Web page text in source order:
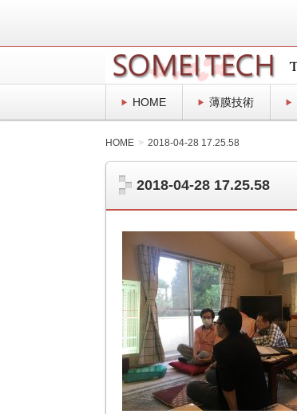
SOMEITEC
表面プロセスの技術士事務所
HOME 薄膜技術
HOME 2018-04-28 17.25.58
2018-04-28 17.25.58